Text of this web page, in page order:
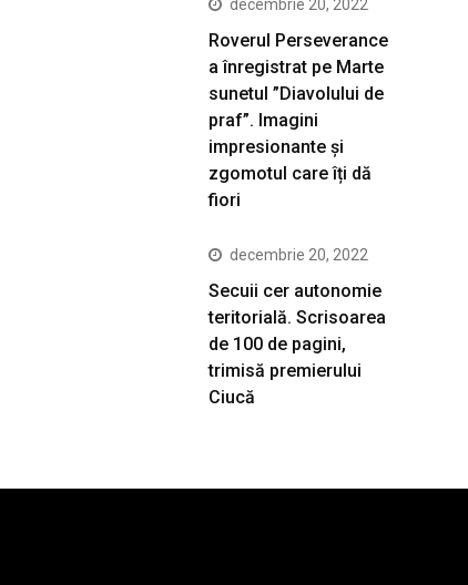
decembrie 20, 2022
Roverul Perseverance
a înregistrat pe Marte
sunetul ”Diavolului de
praf”. Imagini
impresionante și
zgomotul care îți dă
fiori
decembrie 20, 2022
Secuii cer autonomie
teritorială. Scrisoarea
de 100 de pagini,
trimisă premierului
Ciucă